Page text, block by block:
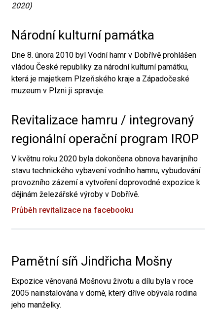
2020)
Národní kulturní památka
Dne 8. února 2010 byl Vodní hamr v Dobřívě prohlášen
vládou České republiky za národní kulturní památku,
která je majetkem Plzeňského kraje a Západočeské
muzeum v Plzni ji spravuje.
Revitalizace hamru / integrovaný
regionální operační program IROP
V květnu roku 2020 byla dokončena obnova havarijního
stavu technického vybavení vodního hamru, vybudování
provozního zázemí a vytvoření doprovodné expozice k
dějinám železářské výroby v Dobřívě.
Průběh revitalizace na facebooku
Pamětní síň Jindřicha Mošny
Expozice věnovaná Mošnovu životu a dílu byla v roce
2005 nainstalována v domě, který dříve obývala rodina
jeho manželky.